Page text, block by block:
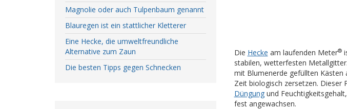
Die Hecke am laufenden Meter®
stabilen, wetterfesten
mit Blumenerde gefüllten Kästen
Zeit biologisch zersetzen. Dieser
Düngungund
fest angewachsen.
Magnolie oder auch Tulpenbaum genannt
Blauregen ist ein stattlicher Kletterer
Eine Hecke, die umweltfreundliche
Alternative zum Zaun
Die besten Tipps gegen Schnecken